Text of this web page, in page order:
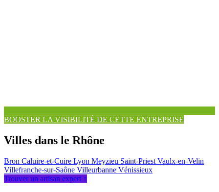
BOOSTER LA VISIBILITÉ DE CETTE ENTREPRISE
Villes dans le Rhône
Bron Caluire-et-Cuire Lyon Meyzieu Saint-Priest Vaulx-en-Velin
Villefranche-sur-Saône Villeurbanne Vénissieux
Trouver un artisan expert ↑